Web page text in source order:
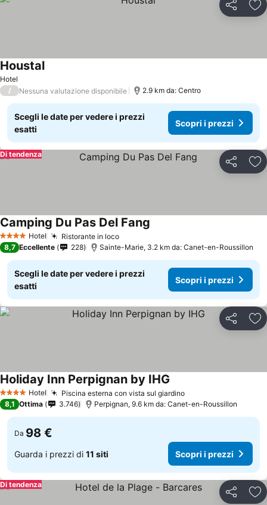
Condividi
Hotel
HoustalScopri i prezzi
/ Nessuna valutazione disponibile 2.9 km da: Centro
Scegli le date per vedere i prezzi
esatti
Scopri i prezzi
Condividi
Di tendenza
4 Stelle Hotel Ristorante in locoScopri i prezzi
Camping Du Pas Del Fang
8,7 Eccellente 228 Sainte-Marie, 3.2 km da: Canet-en-Roussillon
Scegli le date per vedere i prezzi
esatti
Scopri i prezzi
Condividi
4 Stelle Hotel Piscina esterna con vista sul giardinoScopri i prezzi
Holiday Inn Perpignan by IHG
8,1 Ottima 3.746 Perpignan, 9.6 km da: Canet-en-Roussillon
Da 98 €
Guarda i prezzi di 11 siti Scopri i prezzi
Condividi
Di tendenza